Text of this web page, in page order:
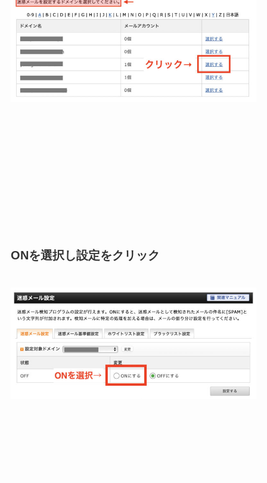
ONを選択し設定をクリック